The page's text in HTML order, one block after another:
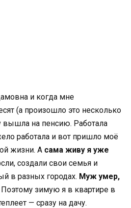
и когда мне
(а произошло это несколько
вышла на пенсию. Работала
работала и вот пришло моё
жизни. А сама живу я уже
создали свои семья и
в разных городах. Муж умер,
Поэтому зимую я в квартире в
— сразу на дачу.